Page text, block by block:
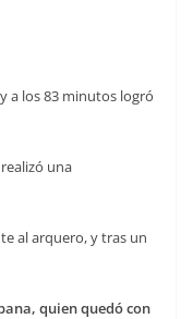
a los 83 minutos logró
una
al arquero, y tras un
quien quedó con